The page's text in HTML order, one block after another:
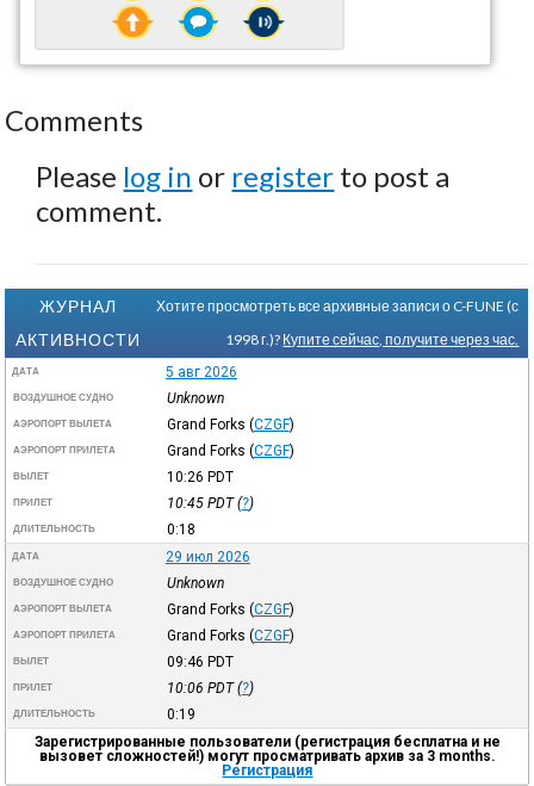
Comments
Please log in or register to post a
comment.
ЖУРНАЛ
АКТИВНОСТИ
Хотите просмотреть все архивные записи о C-FUNE (с
1998 г.)? Купите сейчас, получите через час.
ДАТА 5 авг 2026
ВОЗДУШНОЕ СУДНО Unknown
АЭРОПОРТ ВЫЛЕТА Grand Forks (CZGF)
АЭРОПОРТ ПРИЛЕТА Grand Forks (CZGF)
ВЫЛЕТ 10:26 PDT
ПРИЛЕТ 10:45 PDT(?)
ДЛИТЕЛЬНОСТЬ 0:18
ДАТА 29 июл 2026
ВОЗДУШНОЕ СУДНО Unknown
АЭРОПОРТ ВЫЛЕТА Grand Forks (CZGF)
АЭРОПОРТ ПРИЛЕТА Grand Forks (CZGF)
ВЫЛЕТ 09:46 PDT
ПРИЛЕТ 10:06 PDT(?)
ДЛИТЕЛЬНОСТЬ
0:19
Зарегистрированные пользователи (регистрация бесплатна и не
вызовет сложностей!) могут просматривать архив за 3 months.
Регистрация